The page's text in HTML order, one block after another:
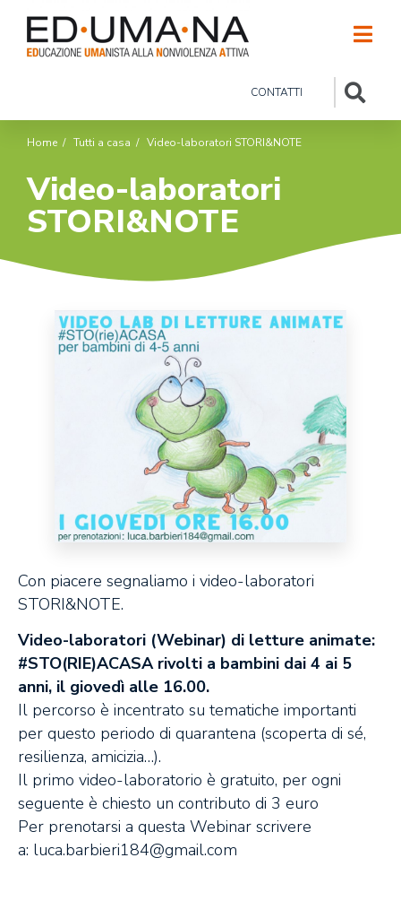
CONTATTI
Home / Tutti a casa / Video-laboratori STORI&NOTE
Video-laboratori
STORI&NOTE
Con piacere segnaliamo i video-laboratori
STORI&NOTE.
Video-laboratori (Webinar) di letture animate:
#STO(RIE)ACASA rivolti a bambini dai 4 ai 5
anni, il giovedì alle 16.00.
Il percorso è incentrato su tematiche importanti
per questo periodo di quarantena (scoperta di sé,
resilienza, amicizia…).
Il primo video-laboratorio è gratuito, per ogni
seguente è chiesto un contributo di 3 euro
Per prenotarsi a questa Webinar scrivere
a: luca.barbieri184@gmail.com